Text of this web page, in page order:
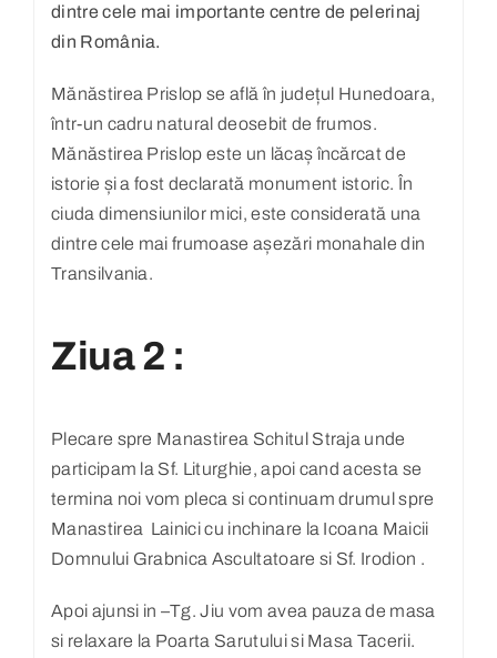
dintre cele mai importante centre de pelerinaj
din România.
Mănăstirea Prislop se află în județul Hunedoara,
într-un cadru natural deosebit de frumos.
Mănăstirea Prislop este un lăcaș încărcat de
istorie și a fost declarată monument istoric. În
ciuda dimensiunilor mici, este considerată una
dintre cele mai frumoase așezări monahale din
Transilvania.
Ziua 2 :
Plecare spre Manastirea Schitul Straja unde
participam la Sf. Liturghie, apoi cand acesta se
termina noi vom pleca si continuam drumul spre
Manastirea Lainici cu inchinare la Icoana Maicii
Domnului Grabnica Ascultatoare si Sf. Irodion .
Apoi ajunsi in –Tg. Jiu vom avea pauza de masa
si relaxare la Poarta Sarutului si Masa Tacerii.